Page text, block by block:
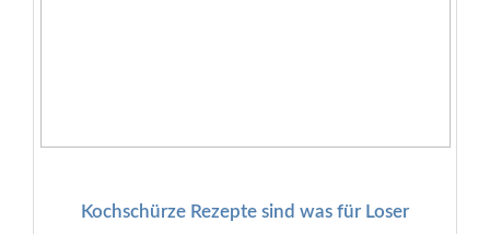
Kochschürze Rezepte sind was für Loser